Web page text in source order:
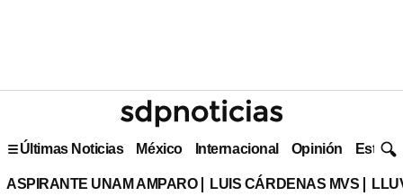
Últimas Noticias México Internacional Opinión Estilo
ASPIRANTE UNAM AMPARO LUIS CÁRDENAS MVS